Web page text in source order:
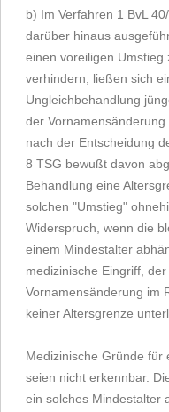
b) Im Verfahren 1 BvL
darüber hinaus
einen voreiligen Umstieg
verhindern, ließen sich
Ungleichbehandlung
der
nach der Entscheidung
8 TSG bewußt davon
Behandlung eine
solchen "Umstieg"
Widerspruch, wenn die
einem Mindestalter
medizinische Eingriff,
Vornamensänderung im
keiner Altersgrenze
Medizinische Gründe für
seien nicht erkennbar.
ein solches Mindestalter